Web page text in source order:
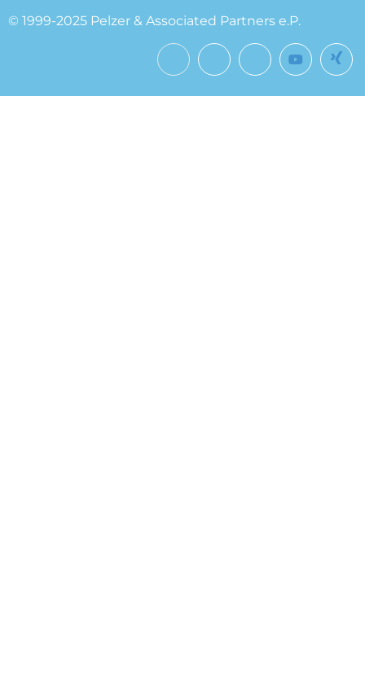
© 1999-2025 Pelzer & Associated Partners e.P.